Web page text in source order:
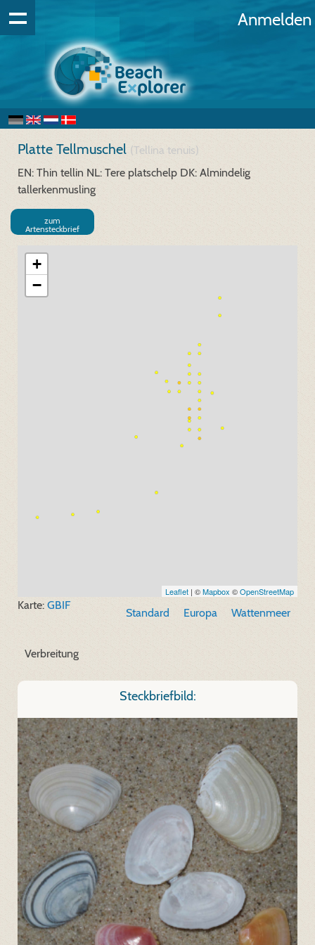
Anmelden
Platte Tellmuschel (Tellina tenuis)
EN: Thin tellin NL: Tere platschelp DK: Almindelig
tallerkenmusling
zum
Artensteckbrief
+
−
Leaflet | ©Mapbox ©OpenStreetMap
Standard Europa Wattenmeer
Karte: GBIF
Verbreitung
Steckbriefbild: